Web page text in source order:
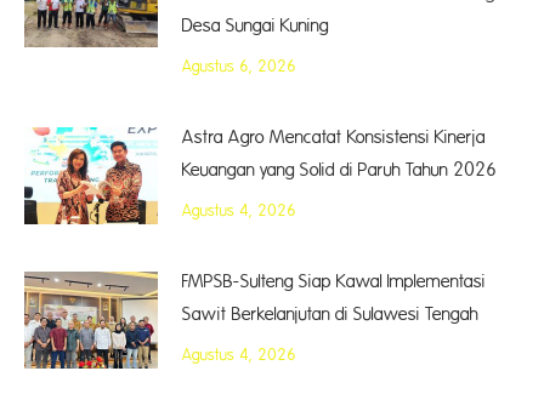
Desa Sungai Kuning
Agustus 6, 2026
Astra Agro Mencatat Konsistensi Kinerja
Keuangan yang Solid di Paruh Tahun 2026
Agustus 4, 2026
FMPSB-Sulteng Siap Kawal Implementasi
Sawit Berkelanjutan di Sulawesi Tengah
Agustus 4, 2026